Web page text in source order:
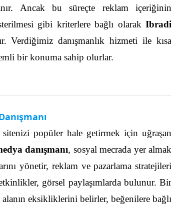
Ancak bu süreçte reklam içeriğinin
gibi kriterlere bağlı olarak Ibradi
Verdiğimiz danışmanlık hizmeti ile kısa
bir konuma sahip olurlar.
popüler hale getirmek için uğraşan
danışmanı, sosyal mecrada yer almak
yönetir, reklam ve pazarlama stratejileri
görsel paylaşımlarda bulunur.
eksikliklerini belirler, beğenilere bağlı